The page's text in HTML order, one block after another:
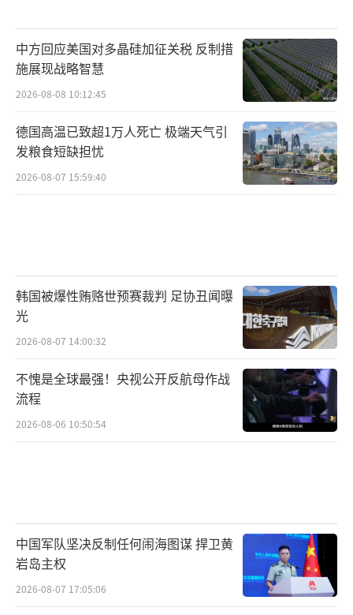
中方回应美国对多晶硅加征关税 反制措
施展现战略智慧
2026-08-08 10:12:45
德国高温已致超1万人死亡 极端天气引
发粮食短缺担忧
2026-08-07 15:59:40
韩国被爆性贿赂世预赛裁判 足协丑闻曝
光
2026-08-07 14:00:32
不愧是全球最强！央视公开反航母作战
流程
2026-08-06 10:50:54
中国军队坚决反制任何闹海图谋 捍卫黄
岩岛主权
2026-08-07 17:05:06